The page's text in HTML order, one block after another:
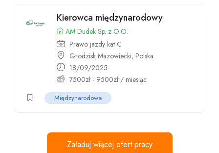
Kierowca międzynarodowy
AM Dudek Sp. z O.O.
Prawo jazdy kat C
Grodzisk Mazowiecki, Polska
18/09/2025
7500zł- 9500zł/ miesiąc
Międzynarodowe
Załaduj więcej ofert pracy